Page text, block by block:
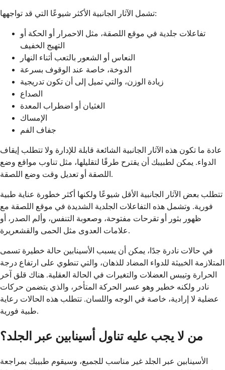
تشمل الآثار الجانبية الأكثر شيوعًا التي قد تواجهها:
تفاعلات جلدية في موقع اللصقة، مثل الاحمرار أو الحكة أو
التهيج الخفيف
النعاس أو الشعور بالتعب أثناء النهار
الدوخة، خاصة عند الوقوف بسرعة
زيادة الوزن، والتي تميل إلى أن تكون تدريجية
الصداع
الغثيان أو اضطراب المعدة
الإمساك
جفاف الفم
عادة ما تكون هذه الآثار الجانبية الشائعة قابلة للإدارة ولا تتطلب إيقاف
الدواء. يمكن لطبيبك أن يقترح طرقًا لتقليلها، مثل تناوب مواقع وضع
اللصقة أو تعديل وقت وضع اللصقة.
تتطلب بعض الآثار الجانبية الأقل شيوعًا ولكنها أكثر خطورة عناية طبية
فورية. وتشمل هذه التفاعلات الجلدية الشديدة في موقع اللصقة مع
ظهور بثور أو تقرحات مفتوحة، وصعوبة التنفس، وألم الصدر، أو
علامات العدوى مثل الحمى والقشعريرة.
في حالات نادرة جدًا، يمكن أن يسبب الأسينابين حالة خطيرة تسمى
المتلازمة الخبيثة للدواء المضاد للذهان، والتي تنطوي على ارتفاع درجة
الحرارة وتيبس العضلات والتغيرات في الحالة العقلية. هناك قلق آخر
نادر ولكنه خطير وهو عسر الحركة المتأخر، والذي يتضمن حركات
عضلية لا إرادية، خاصة في الوجه واللسان. تتطلب هذه الحالات رعاية
طبية فورية.
من لا يجب عليه تناول أسينابين عبر الجلد؟
الأسينابين عبر الجلد غير مناسب للجميع، وسيقوم طبيبك بمراجعة